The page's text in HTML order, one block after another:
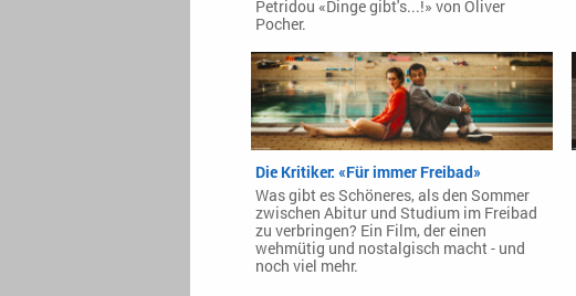
Petridou «Dinge gibt's...!» von Oliver
Pocher.
Die Kritiker: «Für immer Freibad»
Was gibt es Schöneres, als den Sommer
zwischen Abitur und Studium im Freibad
zu verbringen? Ein Film, der einen
wehmütig und nostalgisch macht - und
noch viel mehr.